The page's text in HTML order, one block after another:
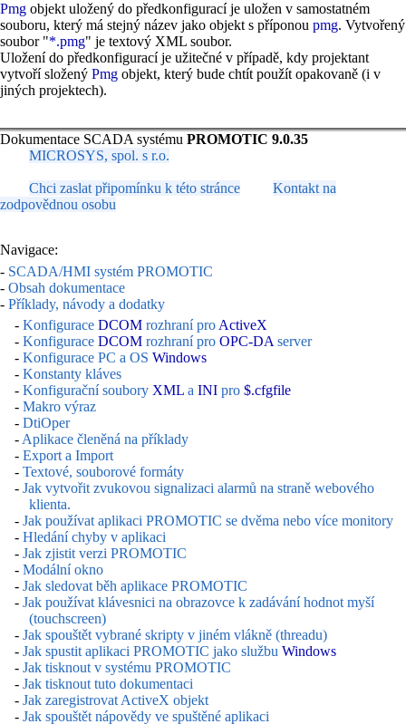
Pmg objekt uložený do předkonfigurací je uložen v samostatném
souboru, který má stejný název jako objekt s příponou pmg. Vytvořený
soubor "*.pmg" je textový XML soubor.
Uložení do předkonfigurací je užitečné v případě, kdy projektant
vytvoří složený Pmg objekt, který bude chtít použít opakovaně (i v
jiných projektech).
Dokumentace SCADA systému PROMOTIC 9.0.35
MICROSYS, spol. s r.o.
Chci zaslat připomínku k této stránce
Kontakt na
zodpovědnou osobu
Navigace:
- SCADA/HMI systém PROMOTIC
- Obsah dokumentace
- Příklady, návody a dodatky
- Konfigurace DCOM rozhraní pro ActiveX
- Konfigurace DCOM rozhraní pro OPC-DA server
- Konfigurace PC a OS Windows
- Konstanty kláves
- Konfigurační soubory XML a INI pro $.cfgfile
- Makro výraz
- DtiOper
- Aplikace členěná na příklady
- Export a Import
- Textové, souborové formáty
- Jak vytvořit zvukovou signalizaci alarmů na straně webového
klienta.
- Jak používat aplikaci PROMOTIC se dvěma nebo více monitory
- Hledání chyby v aplikaci
- Jak zjistit verzi PROMOTIC
- Modální okno
- Jak sledovat běh aplikace PROMOTIC
- Jak používat klávesnici na obrazovce k zadávání hodnot myší
(touchscreen)
- Jak spouštět vybrané skripty v jiném vlákně (threadu)
- Jak spustit aplikaci PROMOTIC jako službu Windows
- Jak tisknout v systému PROMOTIC
- Jak tisknout tuto dokumentaci
- Jak zaregistrovat ActiveX objekt
- Jak spouštět nápovědy ve spuštěné aplikaci